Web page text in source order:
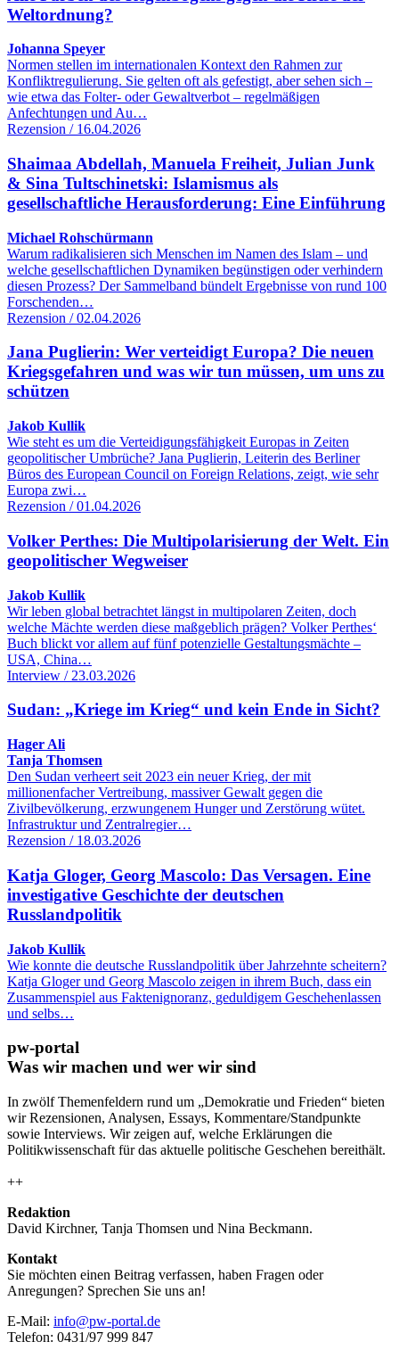
Weltordnung?
Johanna Speyer
Normen stellen im internationalen Kontext den Rahmen zur
Konfliktregulierung. Sie gelten oft als gefestigt, aber sehen sich –
wie etwa das Folter- oder Gewaltverbot – regelmäßigen
Anfechtungen und Au…
Rezension / 16.04.2026
Shaimaa Abdellah, Manuela Freiheit, Julian Junk
& Sina Tultschinetski: Islamismus als
gesellschaftliche Herausforderung: Eine Einführung
Michael Rohschürmann
Warum radikalisieren sich Menschen im Namen des Islam – und
welche gesellschaftlichen Dynamiken begünstigen oder verhindern
diesen Prozess? Der Sammelband bündelt Ergebnisse von rund 100
Forschenden…
Rezension / 02.04.2026
Jana Puglierin: Wer verteidigt Europa? Die neuen
Kriegsgefahren und was wir tun müssen, um uns zu
schützen
Jakob Kullik
Wie steht es um die Verteidigungsfähigkeit Europas in Zeiten
geopolitischer Umbrüche? Jana Puglierin, Leiterin des Berliner
Büros des European Council on Foreign Relations, zeigt, wie sehr
Europa zwi…
Rezension / 01.04.2026
Volker Perthes: Die Multipolarisierung der Welt. Ein
geopolitischer Wegweiser
Jakob Kullik
Wir leben global betrachtet längst in multipolaren Zeiten, doch
welche Mächte werden diese maßgeblich prägen? Volker Perthes‘
Buch blickt vor allem auf fünf potenzielle Gestaltungsmächte –
USA, China…
Interview / 23.03.2026
Sudan: „Kriege im Krieg“ und kein Ende in Sicht?
Hager Ali
Tanja Thomsen
Den Sudan verheert seit 2023 ein neuer Krieg, der mit
millionenfacher Vertreibung, massiver Gewalt gegen die
Zivilbevölkerung, erzwungenem Hunger und Zerstörung wütet.
Infrastruktur und Zentralregier…
Rezension / 18.03.2026
Katja Gloger, Georg Mascolo: Das Versagen. Eine
investigative Geschichte der deutschen
Russlandpolitik
Jakob Kullik
Wie konnte die deutsche Russlandpolitik über Jahrzehnte scheitern?
Katja Gloger und Georg Mascolo zeigen in ihrem Buch, dass ein
Zusammenspiel aus Faktenignoranz, geduldigem Geschehenlassen
und selbs…
pw-portal
Was wir machen und wer wir sind
In zwölf Themenfeldern rund um „Demokratie und Frieden“ bieten
wir Rezensionen, Analysen, Essays, Kommentare/Standpunkte
sowie Interviews. Wir zeigen auf, welche Erklärungen die
Politikwissenschaft für das aktuelle politische Geschehen bereithält.
++
Redaktion
David Kirchner, Tanja Thomsen und Nina Beckmann.
Kontakt
Sie möchten einen Beitrag verfassen, haben Fragen oder
Anregungen? Sprechen Sie uns an!
E-Mail: info@pw-portal.de
Telefon: 0431/97 999 847